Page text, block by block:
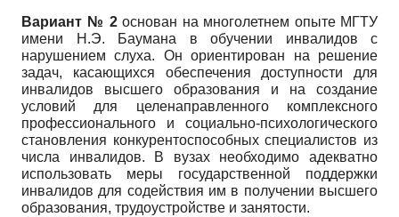
Вариант № 2основан на многолетнем опыте МГТУ
имени Н.Э. Баумана в обучении инвалидов с
нарушением слуха. Он ориентирован на решение
задач, касающихся обеспечения доступности для
инвалидов высшего образования и на создание
условий для целенаправленного комплексного
профессионального и социально-психологического
становления конкурентоспособных специалистов из
числа инвалидов. В вузах необходимо адекватно
использовать меры государственной поддержки
инвалидов для содействия им в получении высшего
образования, трудоустройстве и занятости.